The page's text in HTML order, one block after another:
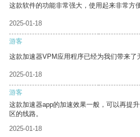
这款软件的功能非常强大，使用起来非常方便
2025-01-18
游客
这款加速器VPM应用程序已经为我们带来了
2025-01-18
游客
这款加速器app的加速效果一般，可以再提
区的线路。
2025-01-18